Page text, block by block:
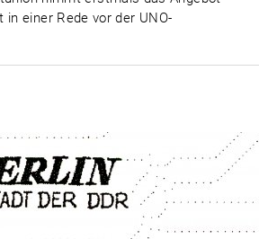
einer Rede vor der UNO-